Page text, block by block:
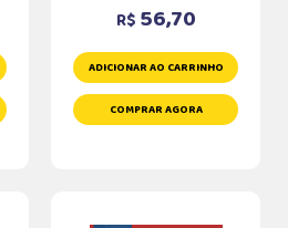
R$ 56,70
ADICIONAR AO CARRINHO
COMPRAR AGORA